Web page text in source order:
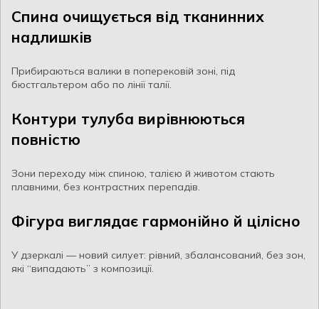
Спина очищується від тканинних
надлишків
Прибираються валики в поперековій зоні, під
бюстгальтером або по лінії талії.
Контури тулуба вирівнюються
повністю
Зони переходу між спиною, талією й животом стають
плавними, без контрастних перепадів.
Фігура виглядає гармонійно й цілісно
У дзеркалі — новий силует: рівний, збалансований, без зон,
які “випадають” з композиції.